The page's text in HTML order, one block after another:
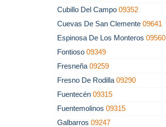
Cubillo Del Campo 09352
Cuevas De San Clemente 09641
Espinosa De Los Monteros 09560
Fontioso 09349
Fresneña 09259
Fresno De Rodilla 09290
Fuentecén 09315
Fuentemolinos 09315
Galbarros 09247